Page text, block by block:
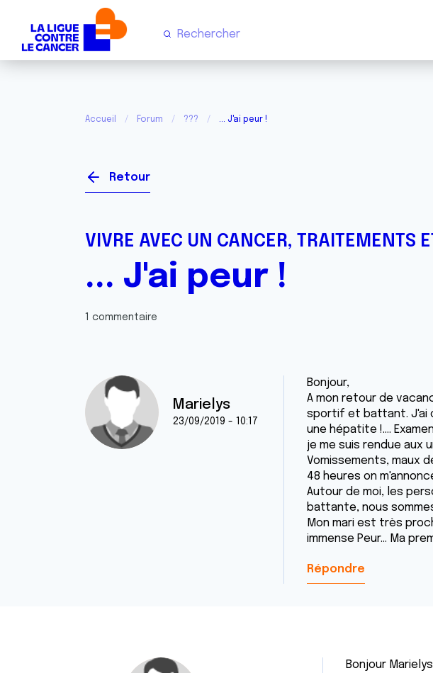
Accueil Forum ??? ... J'ai peur !
Retour
VIVRE AVEC UN CANCER, TRAITEMENTS
... J'ai peur !
1 commentaire
Marielys
23/09/2019 - 10:17
Bonjour,
A mon retour de
sportif et battant. J'ai
une hépatite !....
je me suis rendue aux
Vomissements, maux
48 heures on
Autour de moi, les
battante, nous
Mon mari est très
immense Peur... Ma
Répondre
Bonjour